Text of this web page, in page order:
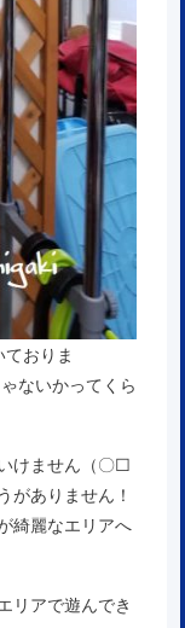
おりま
ないかってくら
けません（〇□
がありません！
綺麗なエリアへ
リアで遊んでき